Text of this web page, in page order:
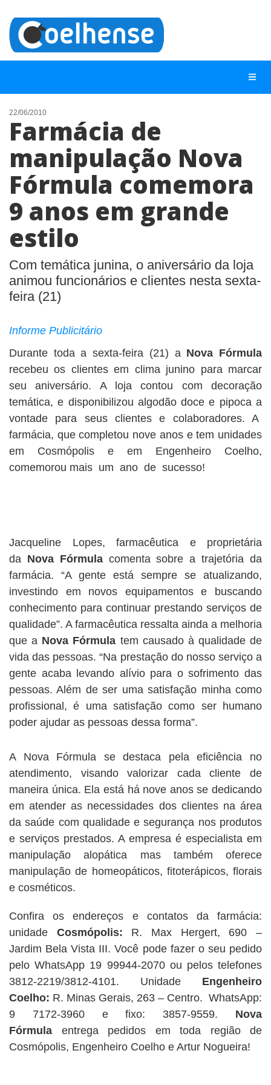
NOTÍCIAS
LISTA DIGITAL
TELEFONES ÚTEIS
ANUNCIE
22/06/2010
Farmácia de
manipulação Nova
Fórmula comemora
9 anos em grande
estilo
Com temática junina, o aniversário da loja
animou funcionários e clientes nesta sexta-
feira (21)
Informe Publicitário
Durante toda a sexta-feira (21) a Nova Fórmula
recebeu os clientes em clima junino para marcar
seu aniversário. A loja contou com decoração
temática, e disponibilizou algodão doce e pipoca a
vontade para seus clientes e colaboradores. A
farmácia, que completou nove anos e tem unidades
em Cosmópolis e em Engenheiro Coelho,
comemorou mais um ano de sucesso!
Jacqueline Lopes, farmacêutica e proprietária
da Nova Fórmulacomenta sobre a trajetória da
farmácia. “A gente está sempre se atualizando,
investindo em novos equipamentos e buscando
conhecimento para continuar prestando serviços de
qualidade”. A farmacêutica ressalta ainda a melhoria
que a Nova Fórmula tem causado à qualidade de
vida das pessoas. “Na prestação do nosso serviço a
gente acaba levando alívio para o sofrimento das
pessoas. Além de ser uma satisfação minha como
profissional, é uma satisfação como ser humano
poder ajudar as pessoas dessa forma”.
A Nova Fórmula se destaca pela eficiência no
atendimento, visando valorizar cada cliente de
maneira única. Ela está há nove anos se dedicando
em atender as necessidades dos clientes na área
da saúde com qualidade e segurança nos produtos
e serviços prestados. A empresa é especialista em
manipulação alopática mas também oferece
manipulação de homeopáticos, fitoterápicos, florais
e cosméticos.
Confira os endereços e contatos da farmácia:
unidade Cosmópolis: R. Max Hergert, 690 –
Jardim Bela Vista III. Você pode fazer o seu pedido
pelo WhatsApp 19 99944-2070 ou pelos telefones
3812-2219/3812-4101. Unidade Engenheiro
Coelho: R. Minas Gerais, 263 – Centro. WhatsApp:
9 7172-3960 e fixo: 3857-9559. Nova
Fórmula entrega pedidos em toda região de
Cosmópolis, Engenheiro Coelho e Artur Nogueira!